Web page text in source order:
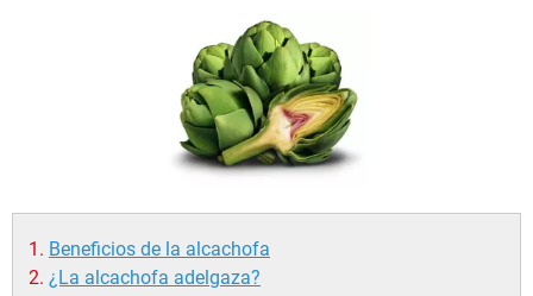
Beneficios de la alcachofa
¿La alcachofa adelgaza?